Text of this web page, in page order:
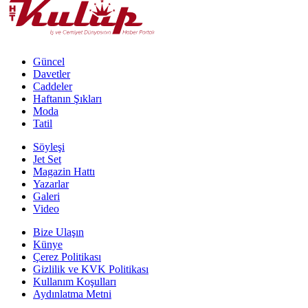
Güncel
Davetler
Caddeler
Haftanın Şıkları
Moda
Tatil
Söyleşi
Jet Set
Magazin Hattı
Yazarlar
Galeri
Video
Bize Ulaşın
Künye
Çerez Politikası
Gizlilik ve KVK Politikası
Kullanım Koşulları
Aydınlatma Metni